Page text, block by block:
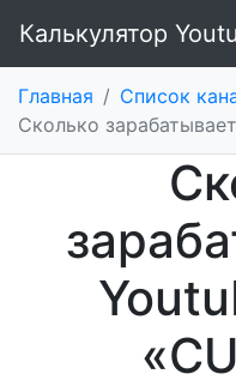
Калькулятор
Главная / Список
Сколько